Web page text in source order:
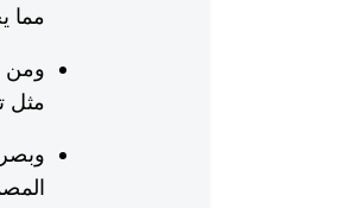
مما
ومن
مثل